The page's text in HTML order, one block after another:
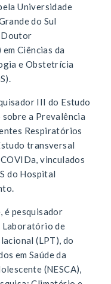
Universidade
do Sul
Doutor
Ciências da
e Obstetrícia
III do Estudo
a Prevalência
Respiratórios
transversal
vinculados
do Hospital
é pesquisador
de
(LPT), do
em Saúde da
(NESCA),